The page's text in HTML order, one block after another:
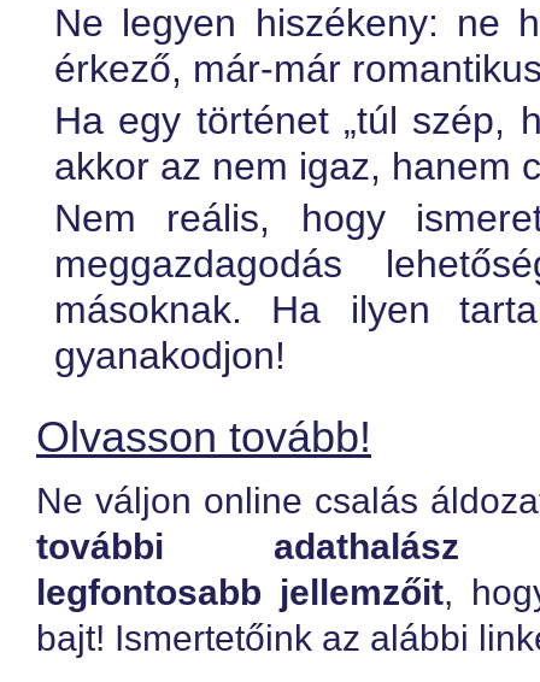
Ne legyen hiszékeny: ne
érkező, már-már
Ha egy történet „túl szép,
akkor az nem igaz, hanem
Nem reális, hogy
meggazdagodás
másoknak. Ha ilyen
gyanakodjon!
Olvasson tovább!
Ne váljon online csalás
további adathalász
legfontosabb jellemzőit,
bajt! Ismertetőink az alábbi